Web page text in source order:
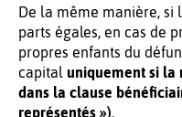
De la même manière, si
parts égales, en cas de
propres enfants du
capital uniquement si la
dans la clause
représentés »).